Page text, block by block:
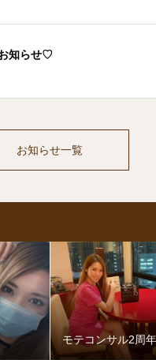
知らせ♡
お知らせ一覧
モテコンサル2周